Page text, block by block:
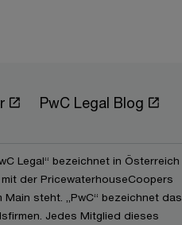
PwC Legal Blog
Legal“ bezeichnet in Österreich
der PricewaterhouseCoopers
steht. „PwC“ bezeichnet das
Jedes Mitglied dieses